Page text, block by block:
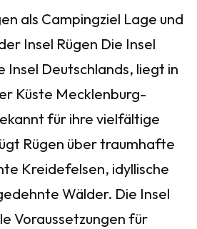
als Campingziel Lage und
Insel Rügen Die Insel
Insel Deutschlands, liegt in
Küste Mecklenburg-
für ihre vielfältige
Rügen über traumhafte
Kreidefelsen, idyllische
Wälder. Die Insel
Voraussetzungen für